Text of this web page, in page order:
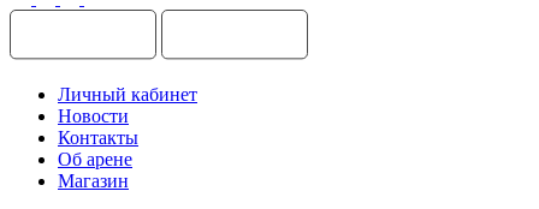
Личный кабинет
Новости
Контакты
Об арене
Магазин